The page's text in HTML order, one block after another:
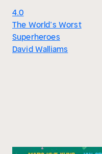
4.0
The World’s Worst
Superheroes
David Walliams